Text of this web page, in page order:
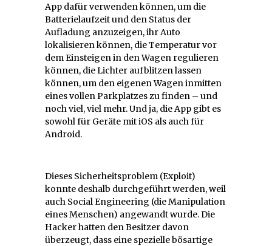
App dafür verwenden können, um die
Batterielaufzeit und den Status der
Aufladung anzuzeigen, ihr Auto
lokalisieren können, die Temperatur vor
dem Einsteigen in den Wagen regulieren
können, die Lichter aufblitzen lassen
können, um den eigenen Wagen inmitten
eines vollen Parkplatzes zu finden – und
noch viel, viel mehr. Und ja, die App gibt es
sowohl für Geräte mit iOS als auch für
Android.
Dieses Sicherheitsproblem (Exploit)
konnte deshalb durchgeführt werden, weil
auch Social Engineering (die Manipulation
eines Menschen) angewandt wurde. Die
Hacker hatten den Besitzer davon
überzeugt, dass eine spezielle bösartige